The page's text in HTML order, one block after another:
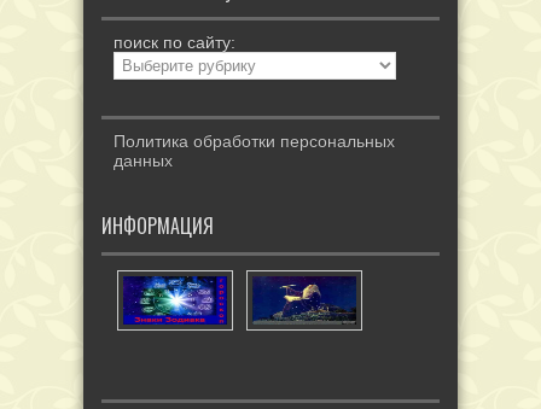
поиск по сайту:
Политика обработки персональных
данных
ИНФОРМАЦИЯ